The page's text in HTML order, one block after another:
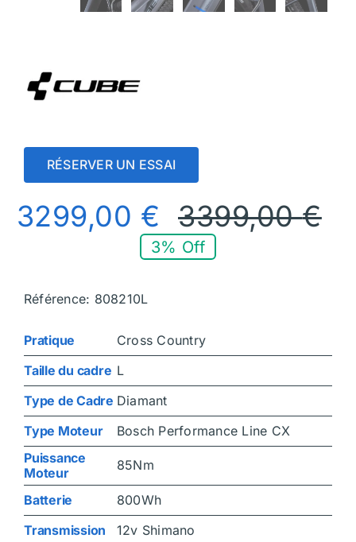
RÉSERVER UN ESSAI
3399,00€
3299,00 €
3% Off
Référence: 808210L
Pratique
Cross Country
Taille du cadre L
Type de Cadre Diamant
Type Moteur
Bosch Performance Line CX
Puissance
Moteur
85Nm
Batterie
800Wh
Transmission
12v Shimano